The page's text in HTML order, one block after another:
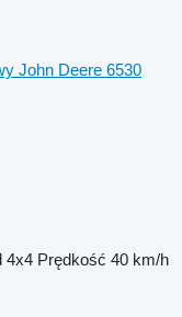
John Deere 6530
4x4 Prędkość 40 km/h